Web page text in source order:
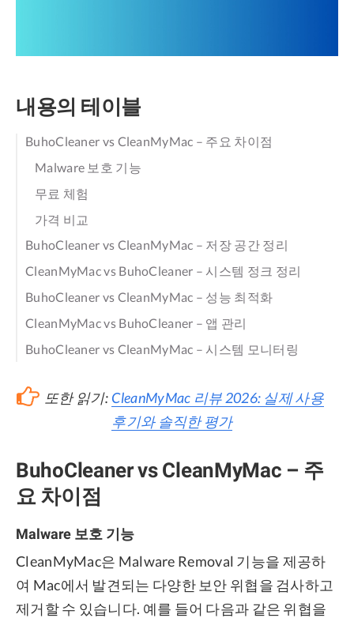
내용의 테이블
BuhoCleaner vs CleanMyMac – 주요 차이점
Malware 보호 기능
무료 체험
가격 비교
BuhoCleaner vs CleanMyMac – 저장 공간 정리
CleanMyMac vs BuhoCleaner – 시스템 정크 정리
BuhoCleaner vs CleanMyMac – 성능 최적화
CleanMyMac vs BuhoCleaner – 앱 관리
BuhoCleaner vs CleanMyMac – 시스템 모니터링
또한 읽기: CleanMyMac 리뷰 2026: 실제 사용
후기와 솔직한 평가
BuhoCleaner vs CleanMyMac – 주
요 차이점
Malware 보호 기능
CleanMyMac은 Malware Removal 기능을 제공하
여 Mac에서 발견되는 다양한 보안 위협을 검사하고
제거할 수 있습니다. 예를 들어 다음과 같은 위협을